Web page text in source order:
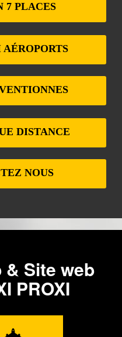
7 PLACES
DISTANCE
NOUS
Site web
PROXI